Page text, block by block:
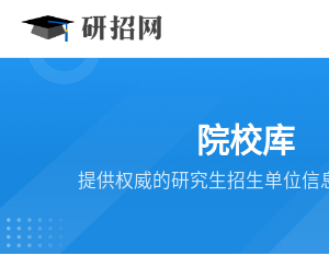
院校库
提供权威的研究生招生单位信